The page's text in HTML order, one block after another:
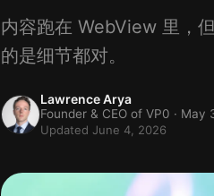
内容跑在 WebView 里，
的是细节都对。
Lawrence Arya
Founder & CEO of VP0 · May
Updated June 4, 2026